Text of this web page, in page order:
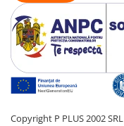
Copyright P PLUS 2002 SRL